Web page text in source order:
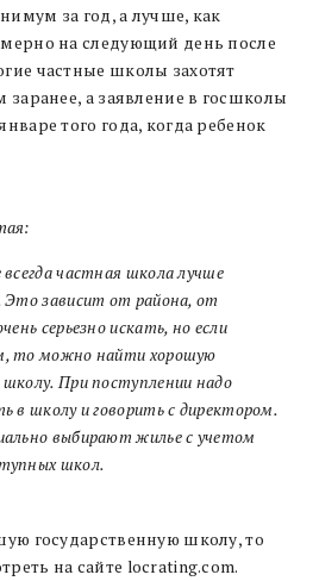
за год, а лучше, как
на следующий день после
частные школы захотят
заранее, а заявление в госшколы
того года, когда ребенок
частная школа лучше
Это зависит от района, от
серьезно искать, но если
то можно найти хорошую
При поступлении надо
в школу и говорить с директором.
выбирают жилье с учетом
школ.
государственную школу, то
на сайте locrating.com.